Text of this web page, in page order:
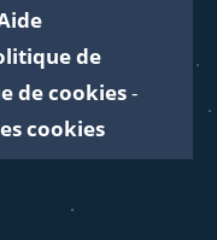
de
de cookies-
cookies